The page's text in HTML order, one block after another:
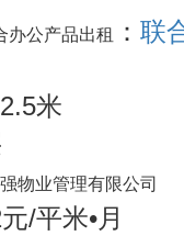
办公产品出租 ： 联
米
强物业管理有限公司
/平米•月